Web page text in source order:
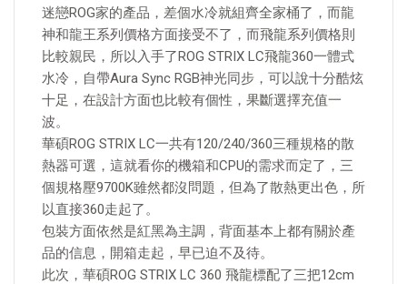
迷戀ROG家的產品，差個水冷就組齊全家桶了，而龍
神和龍王系列價格方面接受不了，而飛龍系列價格則
比較親民，所以入手了ROG STRIX LC飛龍360一體式
水冷，自帶Aura Sync RGB神光同步，可以說十分酷炫
十足，在設計方面也比較有個性，果斷選擇充值一
波。
華碩ROG STRIX LC一共有120/240/360三種規格的散
熱器可選，這就看你的機箱和CPU的需求而定了，三
個規格壓9700K雖然都沒問題，但為了散熱更出色，所
以直接360走起了。
包裝方面依然是紅黑為主調，背面基本上都有關於產
品的信息，開箱走起，早已迫不及待。
此次，華碩ROG STRIX LC 360 飛龍標配了三把12cm